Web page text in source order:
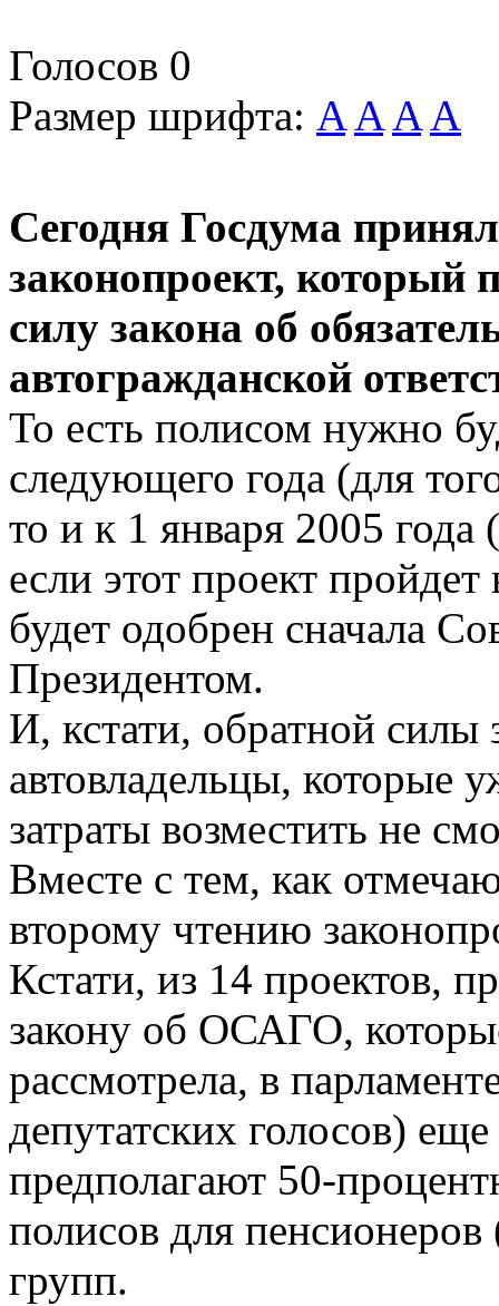
Голосов 0
Размер шрифта: A A A A
Сегодня Госдума
законопроект, который
силу закона об
автогражданской
То есть полисом нужно
следующего года (для
то и к 1 января 2005 года
если этот проект
будет одобрен сначала
Президентом.
И, кстати, обратной силы
автовладельцы, которые
затраты возместить не
Вместе с тем, как
второму чтению
Кстати, из 14 проектов,
закону об ОСАГО,
рассмотрела, в
депутатских голосов)
предполагают 50-
полисов для
групп.